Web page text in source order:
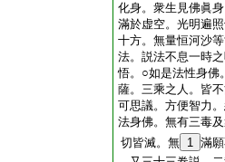
化身。衆生見佛眞
滿於虚空。光明遍
十方。無量恒河沙
法。説法不息一時
悟。○如是法性身佛
薩。三乘之人。皆
可思議。方便智力
法身佛。無有三毒
切皆滅。無 1 滿